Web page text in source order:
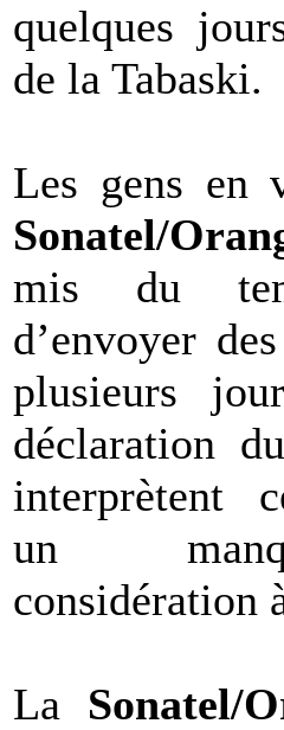
quelques
de la Tabaski.
Les gens en
Sonatel/
mis du
d’envoyer
plusieurs
déclaration
interprètent
un
considération
La Sonatel/